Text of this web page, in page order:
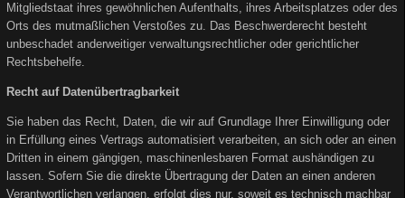
Mitgliedstaat ihres gewöhnlichen Aufenthalts, ihres Arbeitsplatzes oder des
Orts des mutmaßlichen Verstoßes zu. Das Beschwerderecht besteht
unbeschadet anderweitiger verwaltungsrechtlicher oder gerichtlicher
Rechtsbehelfe.
Recht auf Datenübertragbarkeit
Sie haben das Recht, Daten, die wir auf Grundlage Ihrer Einwilligung oder
in Erfüllung eines Vertrags automatisiert verarbeiten, an sich oder an einen
Dritten in einem gängigen, maschinenlesbaren Format aushändigen zu
lassen. Sofern Sie die direkte Übertragung der Daten an einen anderen
Verantwortlichen verlangen, erfolgt dies nur, soweit es technisch machbar